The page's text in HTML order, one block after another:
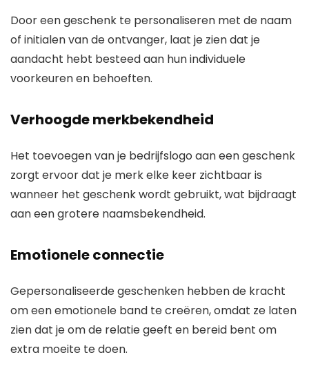
Door een geschenk te personaliseren met de naam
of initialen van de ontvanger, laat je zien dat je
aandacht hebt besteed aan hun individuele
voorkeuren en behoeften.
Verhoogde merkbekendheid
Het toevoegen van je bedrijfslogo aan een geschenk
zorgt ervoor dat je merk elke keer zichtbaar is
wanneer het geschenk wordt gebruikt, wat bijdraagt
aan een grotere naamsbekendheid.
Emotionele connectie
Gepersonaliseerde geschenken hebben de kracht
om een emotionele band te creëren, omdat ze laten
zien dat je om de relatie geeft en bereid bent om
extra moeite te doen.